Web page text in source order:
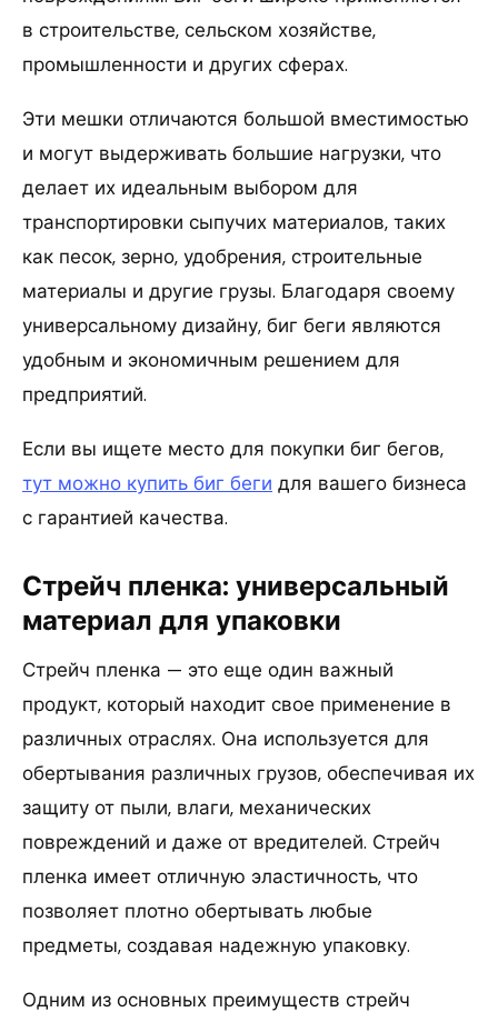
в строительстве, сельском хозяйстве,
промышленности и других сферах.
Эти мешки отличаются большой вместимостью
и могут выдерживать большие нагрузки, что
делает их идеальным выбором для
транспортировки сыпучих материалов, таких
как песок, зерно, удобрения, строительные
материалы и другие грузы. Благодаря своему
универсальному дизайну, биг беги являются
удобным и экономичным решением для
предприятий.
Если вы ищете место для покупки биг бегов,
тут можно купить биг беги для вашего бизнеса
с гарантией качества.
Стрейч пленка: универсальный
материал для упаковки
Стрейч пленка — это еще один важный
продукт, который находит свое применение в
различных отраслях. Она используется для
обертывания различных грузов, обеспечивая их
защиту от пыли, влаги, механических
повреждений и даже от вредителей. Стрейч
пленка имеет отличную эластичность, что
позволяет плотно обертывать любые
предметы, создавая надежную упаковку.
Одним из основных преимуществ стрейч